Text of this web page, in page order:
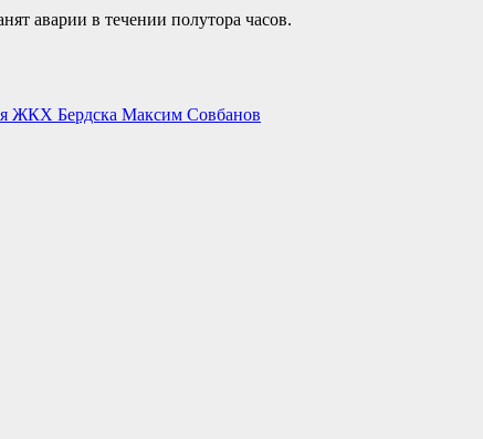
аварии в течении полутора часов.
ЖКХ Бердска Максим Совбанов